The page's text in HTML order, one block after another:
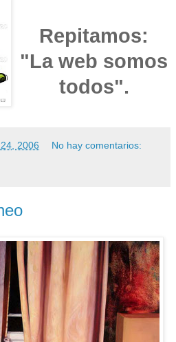
Repitamos:
"La web somos
todos".
2006 No hay comentarios: